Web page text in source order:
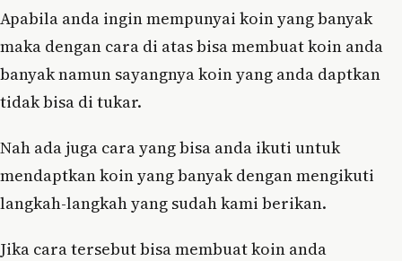
Apabila anda ingin mempunyai koin yang banyak
maka dengan cara di atas bisa membuat koin anda
banyak namun sayangnya koin yang anda daptkan
tidak bisa di tukar.
Nah ada juga cara yang bisa anda ikuti untuk
mendaptkan koin yang banyak dengan mengikuti
langkah-langkah yang sudah kami berikan.
Jika cara tersebut bisa membuat koin anda